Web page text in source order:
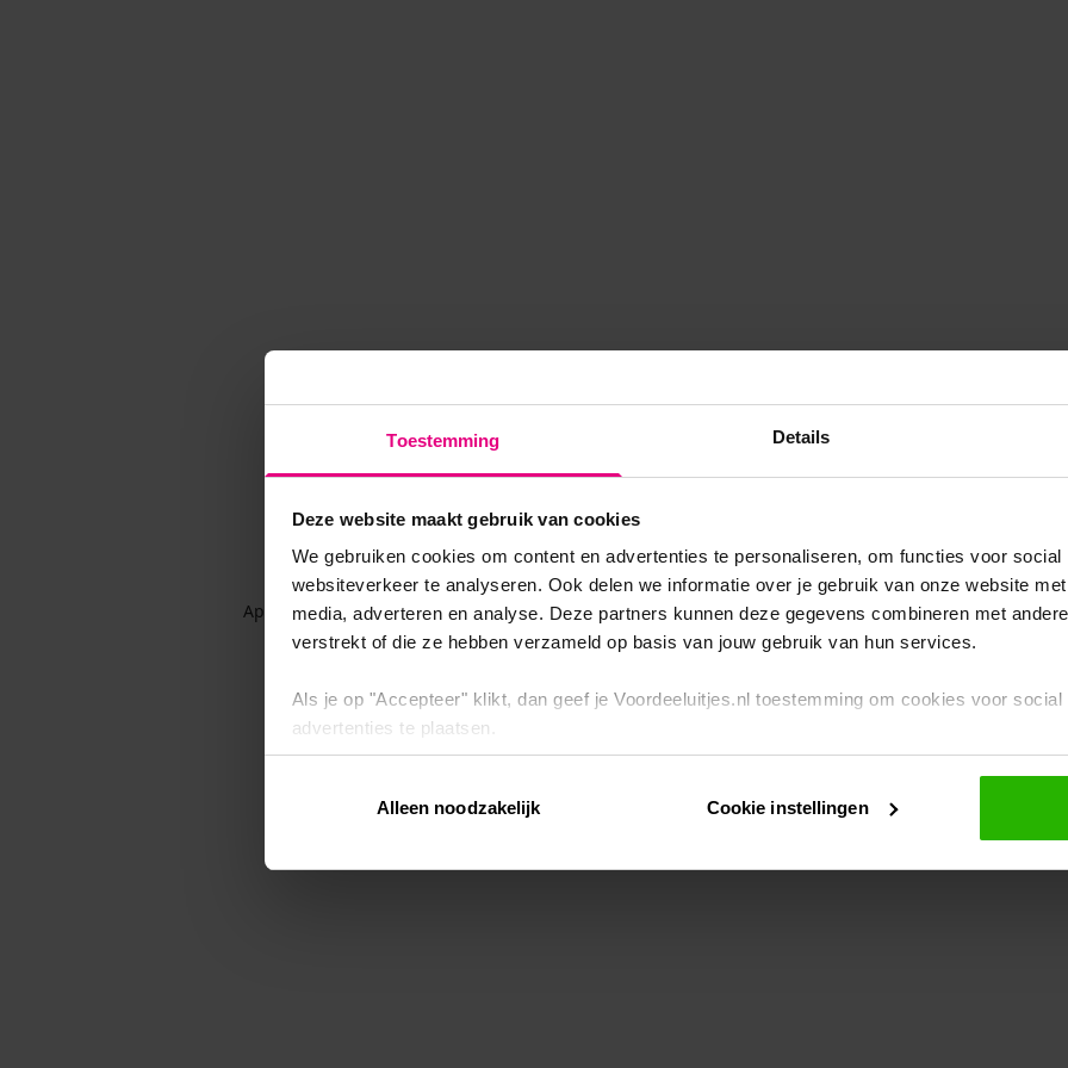
Toestemming Details
Deze website maakt gebruik van cookies
We gebruiken cookies om content en advertenties te personaliseren, om functies voor
websiteverkeer te analyseren. Ook delen we informatie over je gebruik van onze website
media, adverteren en analyse. Deze partners kunnen deze gegevens combineren met
verstrekt of die ze hebben verzameld op basis van jouw gebruik van hun services.
Als je op "Accepteer" klikt, dan geef je Voordeeluitjes.nl toestemming om cookies voor
advertenties te plaatsen.
Via "Cookie instellingen" kun je ook zelf instellen welke cookies worden geplaatst. Je kunt je
intrekken op onscookiebeleid.
Alleen noodzakelijk Cookie instellingen
Application error: a client-side exception has occurred while loadingwww.voordeeluitjes.nl (see the